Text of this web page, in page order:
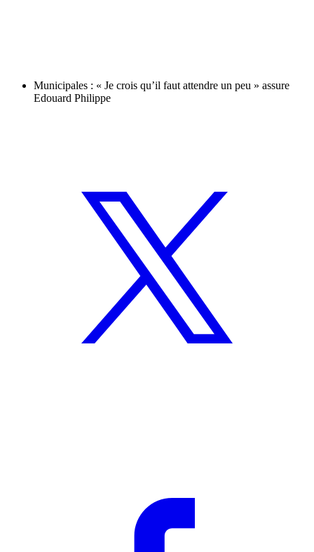
Municipales : « Je crois qu’il faut attendre un peu » assure
Edouard Philippe